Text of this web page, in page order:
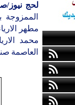
لحج نيوز/
الممزوجة
مطهر
محمد
العاصمة